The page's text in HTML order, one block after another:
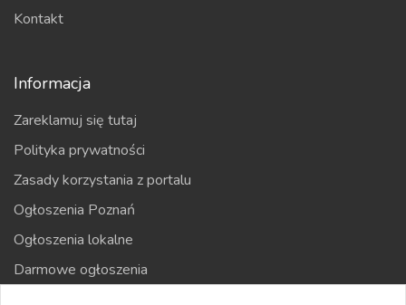
Kontakt
Informacja
Zareklamuj się tutaj
Polityka prywatności
Zasady korzystania z portalu
Ogłoszenia Poznań
Ogłoszenia lokalne
Darmowe ogłoszenia